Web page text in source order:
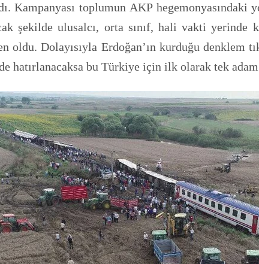
Kampanyası toplumun AKP
şekilde ulusalcı, orta sınıf, hali vakti
oldu. Dolayısıyla Erdoğan’ın kurduğu denklem
hatırlanacaksa bu Türkiye için ilk olarak tek